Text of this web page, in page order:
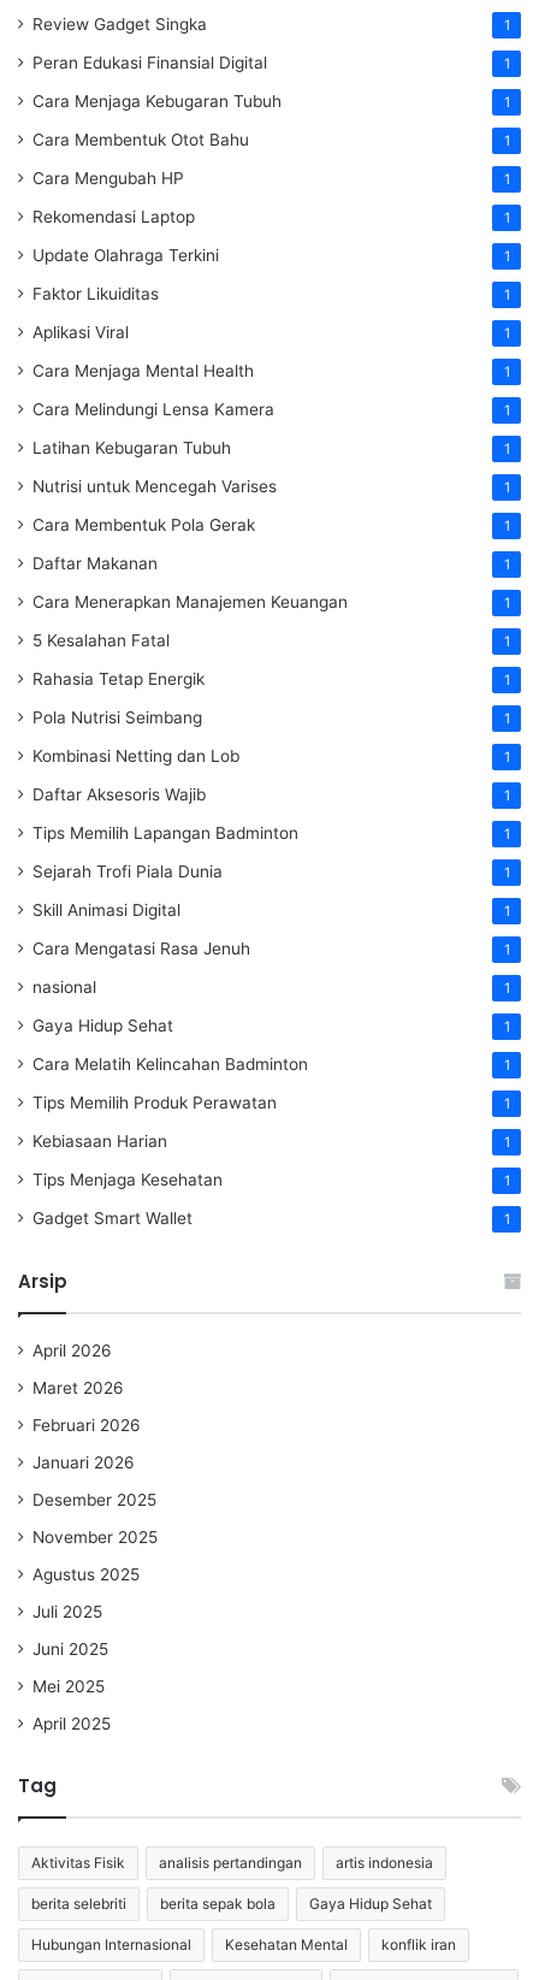
Review Gadget Singka 1
Peran Edukasi Finansial Digital 1
Cara Menjaga Kebugaran Tubuh 1
Cara Membentuk Otot Bahu 1
Cara Mengubah HP 1
Rekomendasi Laptop 1
Update Olahraga Terkini 1
Faktor Likuiditas 1
Aplikasi Viral 1
Cara Menjaga Mental Health 1
Cara Melindungi Lensa Kamera 1
Latihan Kebugaran Tubuh 1
Nutrisi untuk Mencegah Varises 1
Cara Membentuk Pola Gerak 1
Daftar Makanan 1
Cara Menerapkan Manajemen Keuangan 1
5 Kesalahan Fatal 1
Rahasia Tetap Energik 1
Pola Nutrisi Seimbang 1
Kombinasi Netting dan Lob 1
Daftar Aksesoris Wajib 1
Tips Memilih Lapangan Badminton 1
Sejarah Trofi Piala Dunia 1
Skill Animasi Digital 1
Cara Mengatasi Rasa Jenuh 1
nasional 1
Gaya Hidup Sehat 1
Cara Melatih Kelincahan Badminton 1
Tips Memilih Produk Perawatan 1
Kebiasaan Harian 1
Tips Menjaga Kesehatan 1
Gadget Smart Wallet 1
Arsip
April 2026
Maret 2026
Februari 2026
Januari 2026
Desember 2025
November 2025
Agustus 2025
Juli 2025
Juni 2025
Mei 2025
April 2025
Tag
Aktivitas Fisik analisis pertandingan artis indonesia
berita selebriti berita sepak bola Gaya Hidup Sehat
Hubungan Internasional Kesehatan Mental konflik iran